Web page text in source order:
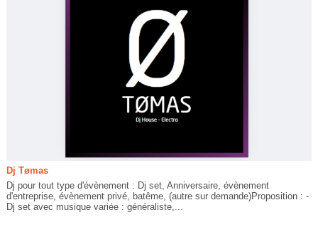
Dj Tømas
Dj pour tout type d'évènement : Dj set, Anniversaire, évènement
d'entreprise, évènement privé, batême, (autre sur demande)Proposition : -
Dj set avec musique variée : généraliste,...